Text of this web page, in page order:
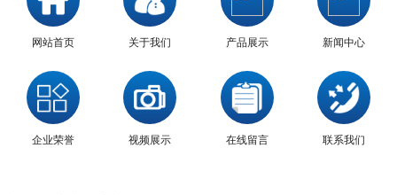
网站首页 关于我们 产品展示 新闻中心
企业荣誉 视频展示 在线留言 联系我们